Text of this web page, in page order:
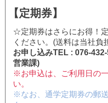
【定期券】
☆定期券はさらにお得！
ください。(送料は当社負
お申し込みTEL : 076-
営業課)
※お申込は、ご利用日の
い。
※なお、通学定期券の郵